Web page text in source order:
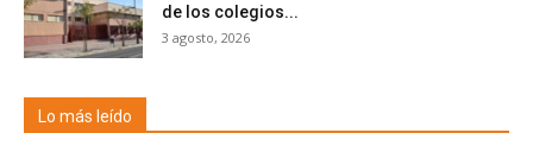
de los colegios...
3 agosto, 2026
Lo más leído